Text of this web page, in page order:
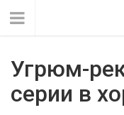
Угрюм-
серии в